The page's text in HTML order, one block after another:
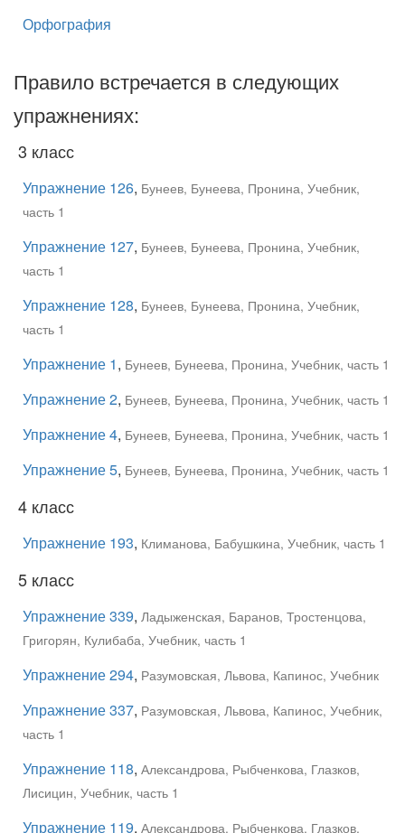
Орфография
Правило встречается в следующих
упражнениях:
3 класс
Упражнение 126, Бунеев, Бунеева, Пронина, Учебник,
часть 1
Упражнение 127, Бунеев, Бунеева, Пронина, Учебник,
часть 1
Упражнение 128, Бунеев, Бунеева, Пронина, Учебник,
часть 1
Упражнение 1, Бунеев, Бунеева, Пронина, Учебник, часть 1
Упражнение 2, Бунеев, Бунеева, Пронина, Учебник, часть 1
Упражнение 4, Бунеев, Бунеева, Пронина, Учебник, часть 1
Упражнение 5, Бунеев, Бунеева, Пронина, Учебник, часть 1
4 класс
Упражнение 193, Климанова, Бабушкина, Учебник, часть 1
5 класс
Упражнение 339, Ладыженская, Баранов, Тростенцова,
Григорян, Кулибаба, Учебник, часть 1
Упражнение 294, Разумовская, Львова, Капинос, Учебник
Упражнение 337, Разумовская, Львова, Капинос, Учебник,
часть 1
Упражнение 118, Александрова, Рыбченкова, Глазков,
Лисицин, Учебник, часть 1
Упражнение 119, Александрова, Рыбченкова, Глазков,